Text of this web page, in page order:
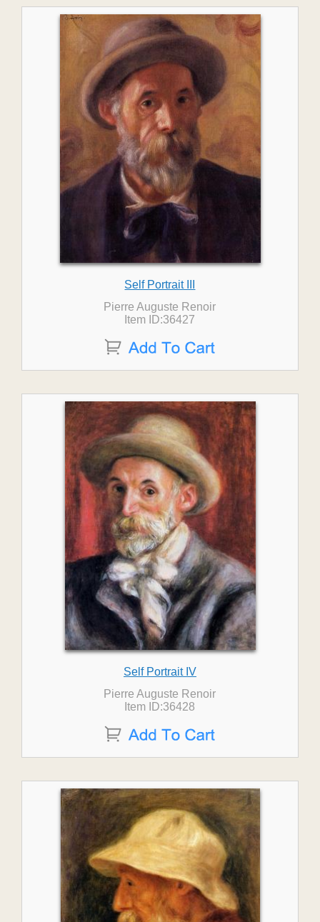
Self Portrait III
Pierre Auguste Renoir
Item ID:36427
Self Portrait IV
Pierre Auguste Renoir
Item ID:36428